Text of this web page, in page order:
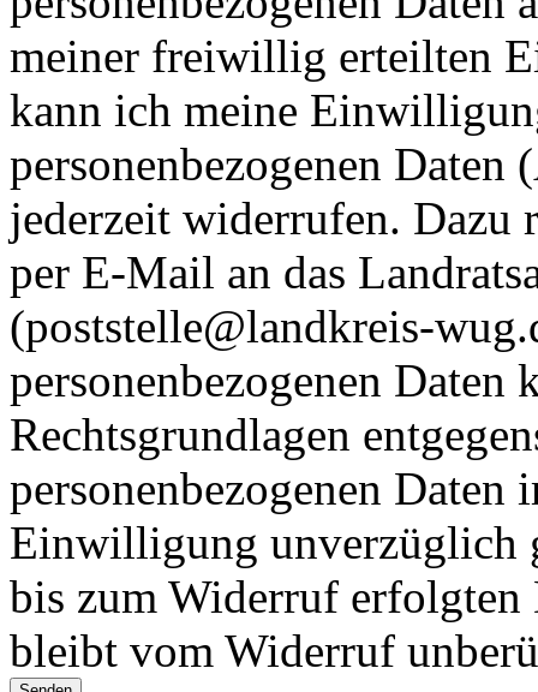
meiner freiwillig erteilten
kann ich meine
personenbezogenen
jederzeit widerrufen.
per E-Mail an das
(poststelle@landkreis-
personenbezogenen Daten
Rechtsgrundlagen
personenbezogenen
Einwilligung unverzüglich
bis zum Widerruf erfolgten
bleibt vom Widerruf